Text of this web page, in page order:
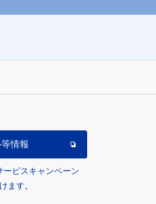
情報
ービスキャンペーン
ます。